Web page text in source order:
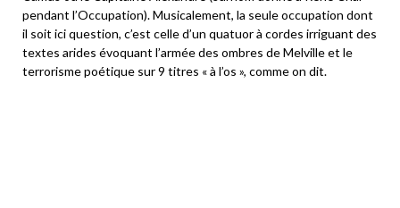
pendant l’Occupation). Musicalement, la seule occupation dont
il soit ici question, c’est celle d’un quatuor à cordes irriguant des
textes arides évoquant l’armée des ombres de Melville et le
terrorisme poétique sur 9 titres « à l’os », comme on dit.